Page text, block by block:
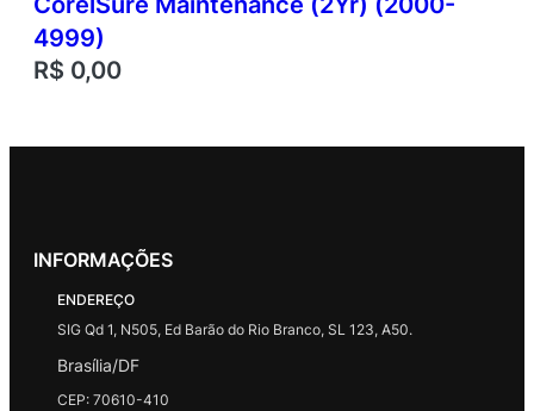
4999)
R$ 0,00
INFORMAÇÕES
ENDEREÇO
SIG Qd 1, N505, Ed Barão do Rio Branco, SL 123, A50.
Brasília/DF
CEP: 70610-410